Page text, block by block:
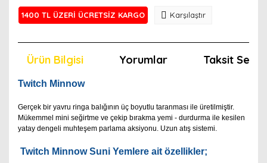
1400 TL ÜZERİ ÜCRETSİZ KARGO Karşılaştır
Ürün Bilgisi Yorumlar Taksit
Twitch Minnow
Gerçek bir yavru ringa balığının üç boyutlu taranması ile üretilmiştir.
Mükemmel mini seğirtme ve çekip bırakma yemi - durdurma ile kesilen
yatay dengeli muhteşem parlama aksiyonu. Uzun atış sistemi.
Twitch Minnow Suni Yemlere ait özellikler;